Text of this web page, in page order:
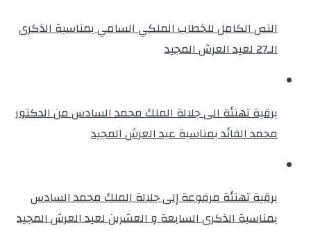
النص الكامل للخطاب الملكي السامي بمناسبة الذكرى
الـ27 لعيد العرش المجيد
برقية تهنئة الى جلالة الملك محمد السادس من الدكتور
محمد الفائد بمناسبة عيد العرش المجيد
برقية تهنئة مرفوعة إلى جلالة الملك محمد السادس
بمناسبة الذكرى السابعة و العشرين لعيد العرش المجيد